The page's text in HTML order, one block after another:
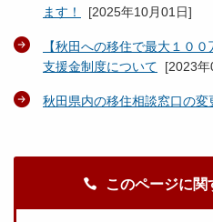
ます！
[2025年10月01日]
【秋田への移住で最大１０
支援金制度について [2023年
秋田県内の移住相談窓口の変
このページに関